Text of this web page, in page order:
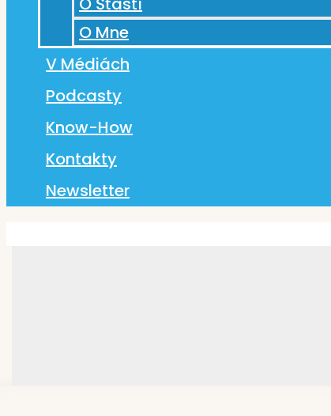
O Mne
V Médiách
Podcasty
Know-How
Kontakty
Newsletter